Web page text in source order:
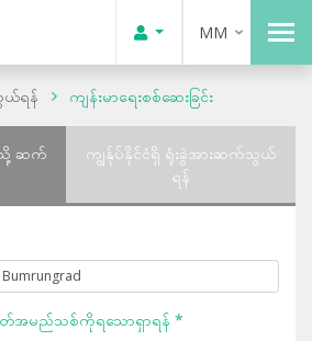
MM
ရန် ကျန်းမာရေးစစ်ဆေးခြင်း
သို့ ဆက်
ကျွန်ုပ်နိုင်ငံရှိ ရုံးခွဲအားဆက်သွယ်
ရန်
မည်သစ်ကိုရသောရှာရန် *